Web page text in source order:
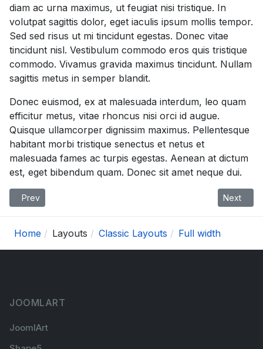
diam ac urna maximus, ut feugiat nisi tristique. In
volutpat sagittis dolor, eget iaculis ipsum mollis tempor.
Sed sed risus ut mi tincidunt egestas. Donec vitae
tincidunt nisl. Vestibulum commodo eros quis tristique
commodo. Vivamus gravida maximus tincidunt. Nullam
sagittis metus in semper blandit.
Donec euismod, ex at malesuada interdum, leo quam
efficitur metus, vitae rhoncus nisi orci id augue.
Quisque ullamcorper dignissim maximus. Pellentesque
habitant morbi tristique senectus et netus et
malesuada fames ac turpis egestas. Aenean at dictum
est, eget bibendum quam. Donec sit amet neque dui.
Previous article: Typography
Prev Next
Next
Home Layouts Classic Layouts Full width
JOOMLART
JoomlArt